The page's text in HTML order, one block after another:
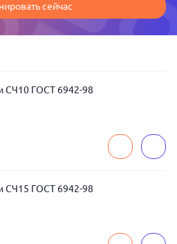
сейчас
СЧ10 ГОСТ 6942-98
СЧ15 ГОСТ 6942-98